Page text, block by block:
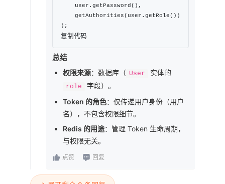
    user.getPassword(),
    getAuthorities(user.getRole())
复制代码
总结
权限来源：数据库（ User 实体的
role
字段）。
Token 的角色：仅传递用户身份（用户
名），不包含权限细节。
Redis 的用途：管理 Token 生命周期，
与权限无关。
点赞 回复